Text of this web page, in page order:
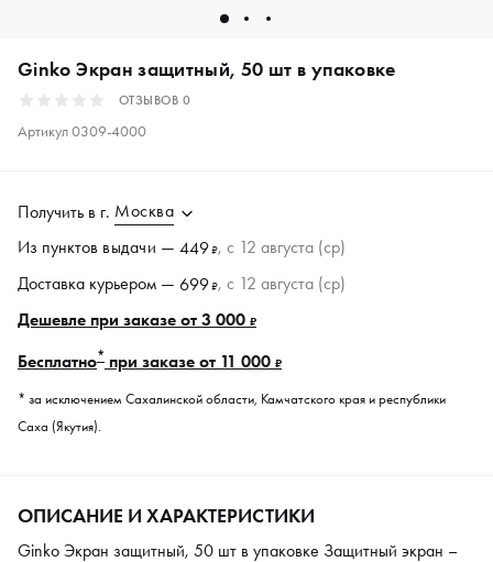
Ginko Экран защитный, 50 шт в упаковке
ОТЗЫВОВ 0
Артикул0309-4000
Получить в г. Москва
Из пунктов выдачи — 449₽, c 12 августа (ср)
Доставка курьером — 699₽, c 12 августа (ср)
Дешевле при заказе от 3 000 ₽
Бесплатно* при заказе от 11 000 ₽
* за исключением Сахалинской области, Камчатского края и республики
Саха (Якутия).
ОПИСАНИЕ И ХАРАКТЕРИСТИКИ
Ginko Экран защитный, 50 шт в упаковке Защитный экран –